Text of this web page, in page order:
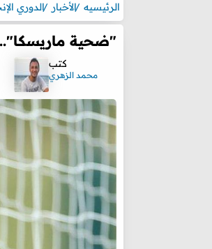
الرئيسيه الأخبار الدوري
"ضحية ماريسكا"..
كتب
محمد الزهري